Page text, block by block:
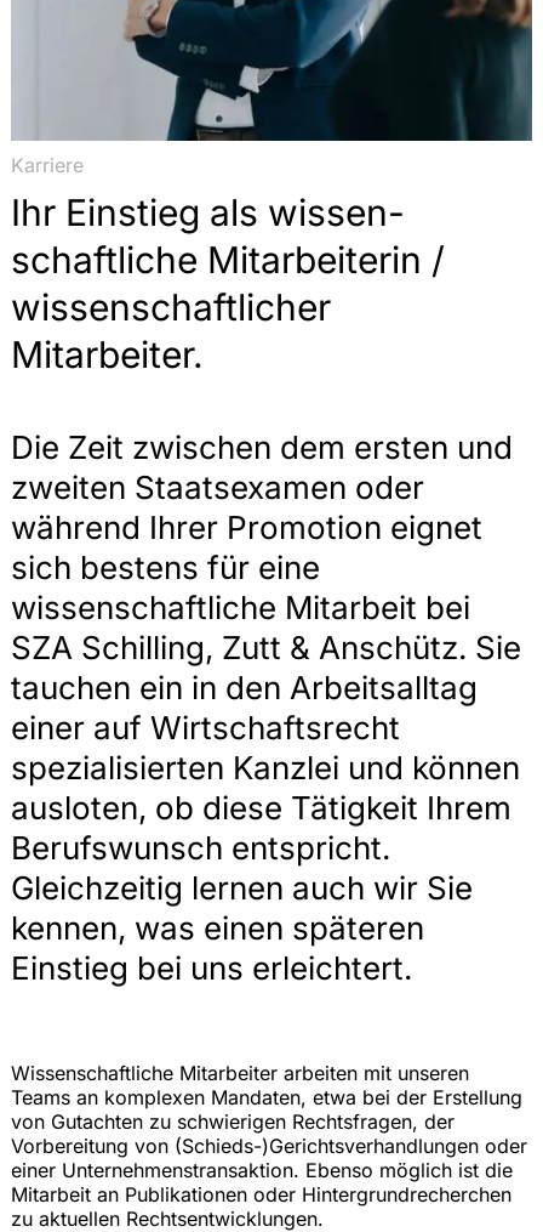
Karriere
Ihr Einstieg als wissen­
schaftliche Mitarbeiterin /
wissen­schaftlicher
Mitarbeiter.
Die Zeit zwischen dem ersten und
zweiten Staatsexamen oder
während Ihrer Promotion eignet
sich bestens für eine
wissenschaftliche Mitarbeit bei
SZA Schilling, Zutt & Anschütz. Sie
tauchen ein in den Arbeitsalltag
einer auf Wirtschaftsrecht
spezialisierten Kanzlei und können
ausloten, ob diese Tätigkeit Ihrem
Berufswunsch entspricht.
Gleichzeitig lernen auch wir Sie
kennen, was einen späteren
Einstieg bei uns erleichtert.
Wissenschaftliche Mitarbeiter arbeiten mit unseren
Teams an komplexen Mandaten, etwa bei der Erstellung
von Gutachten zu schwierigen Rechtsfragen, der
Vorbereitung von (Schieds-)Gerichtsverhandlungen oder
einer Unternehmenstransaktion. Ebenso möglich ist die
Mitarbeit an Publikationen oder Hintergrundrecherchen
zu aktuellen Rechtsentwicklungen.